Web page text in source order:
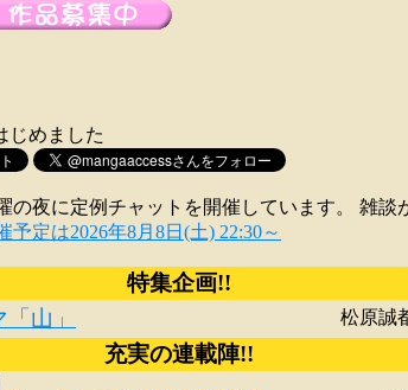
じめました
の夜に定例チャットを開催しています。 雑談
予定は2026年8月8日(土) 22:30～
特集企画!!
山」
松原誠
充実の連載陣!!